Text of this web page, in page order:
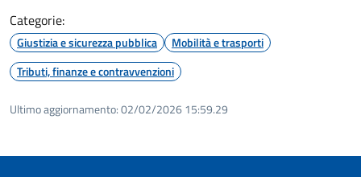
Categorie:
Giustizia e sicurezza pubblica
Mobilità e trasporti
Tributi, finanze e contravvenzioni
Ultimo aggiornamento:02/02/2026 15:59.29